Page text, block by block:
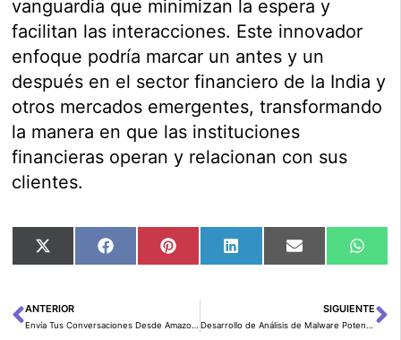
vanguardia que minimizan la espera y
facilitan las interacciones. Este innovador
enfoque podría marcar un antes y un
después en el sector financiero de la India y
otros mercados emergentes, transformando
la manera en que las instituciones
financieras operan y relacionan con sus
clientes.
Compartir
en
X
(Twitter)
Compartir
en
FacebookCompartir
en
PinterestCompartir
en
LinkedInCompartir
en
Email
en
Ant
ANTERIOR SIGUIENTE